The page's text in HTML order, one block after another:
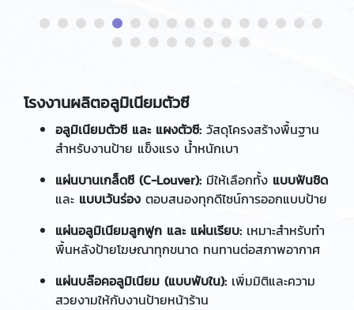
โรงงานผลิตอลูมิเนียมตัวซี
อลูมิเนียมตัวซี และ แผงตัวซี: วัสดุโครงสร้างพื้นฐาน
สำหรับงานป้าย แข็งแรง น้ำหนักเบา
แผ่นบานเกล็ดซี (C-Louver): มีให้เลือกทั้ง แบบฟันชิด
และ แบบเว้นร่อง ตอบสนองทุกดีไซน์การออกแบบป้าย
แผ่นอลูมิเนียมลูกฟูก และ แผ่นเรียบ: เหมาะสำหรับทำ
พื้นหลังป้ายโฆษณาทุกขนาด ทนทานต่อสภาพอากาศ
แผ่นบล๊อคอลูมิเนียม (แบบพับใน): เพิ่มมิติและความ
สวยงามให้กับงานป้ายหน้าร้าน